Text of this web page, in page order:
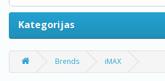
Kategorijas
Brends iMAX